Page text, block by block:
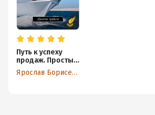
Путь к успеху
продаж. Простые
правила
Ярослав Борисенко